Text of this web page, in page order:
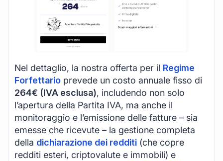
Nel dettaglio, la nostra offerta per il Regime
Forfettario prevede un costo annuale fisso di
264€ (IVA esclusa), includendo non solo
l’apertura della Partita IVA, ma anche il
monitoraggio e l’emissione delle fatture – sia
emesse che ricevute – la gestione completa
della dichiarazione dei redditi (che copre
redditi esteri, criptovalute e immobili) e